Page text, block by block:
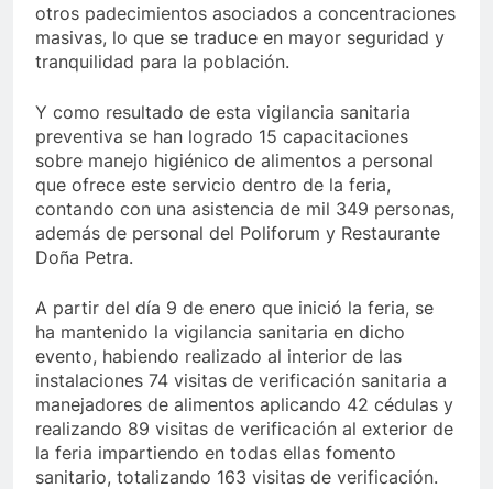
otros padecimientos asociados a concentraciones
masivas, lo que se traduce en mayor seguridad y
tranquilidad para la población.
Y como resultado de esta vigilancia sanitaria
preventiva se han logrado 15 capacitaciones
sobre manejo higiénico de alimentos a personal
que ofrece este servicio dentro de la feria,
contando con una asistencia de mil 349 personas,
además de personal del Poliforum y Restaurante
Doña Petra.
A partir del día 9 de enero que inició la feria, se
ha mantenido la vigilancia sanitaria en dicho
evento, habiendo realizado al interior de las
instalaciones 74 visitas de verificación sanitaria a
manejadores de alimentos aplicando 42 cédulas y
realizando 89 visitas de verificación al exterior de
la feria impartiendo en todas ellas fomento
sanitario, totalizando 163 visitas de verificación.